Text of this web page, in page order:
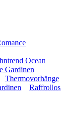
Ocean
Gardinen
Thermovorhänge
Raffrollos